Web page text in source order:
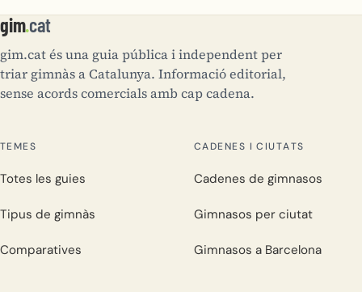
gim.cat
gim.cat és una guia pública i independent per
triar gimnàs a Catalunya. Informació editorial,
sense acords comercials amb cap cadena.
TEMES
Totes les guies
Tipus de gimnàs
Comparatives
CADENES I CIUTATS
Cadenes de gimnasos
Gimnasos per ciutat
Gimnasos a Barcelona